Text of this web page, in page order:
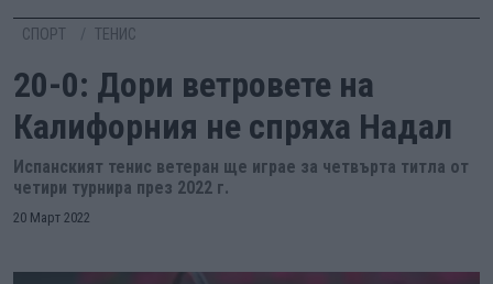
СПОРТ ТЕНИС
20-0: Дори ветровете на
Калифорния не спряха Надал
Испанският тенис ветеран ще играе за четвърта титла от
четири турнира през 2022 г.
20 Март 2022